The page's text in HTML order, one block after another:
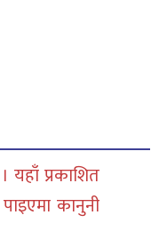
यहाँ प्रकाशित
कानुनी